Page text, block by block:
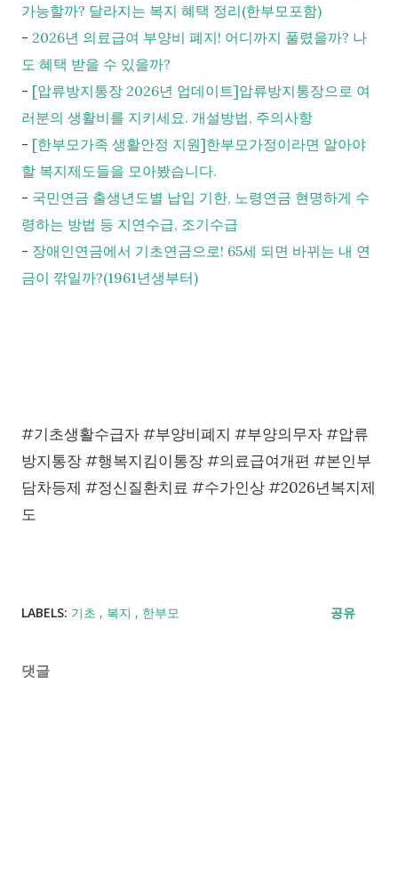
가능할까? 달라지는 복지 혜택 정리(한부모포함)
- 2026년 의료급여 부양비 폐지! 어디까지 풀렸을까? 나
도 혜택 받을 수 있을까?
- [압류방지통장 2026년 업데이트]압류방지통장으로 여
러분의 생활비를 지키세요. 개설방법, 주의사항
- [한부모가족 생활안정 지원]한부모가정이라면 알아야
할 복지제도들을 모아봤습니다.
- 국민연금 출생년도별 납입 기한, 노령연금 현명하게 수
령하는 방법 등 지연수급, 조기수급
- 장애인연금에서 기초연금으로! 65세 되면 바뀌는 내 연
금이 깎일까?(1961년생부터)
#기초생활수급자 #부양비폐지 #부양의무자 #압류
방지통장 #행복지킴이통장 #의료급여개편 #본인부
담차등제 #정신질환치료 #수가인상 #2026년복지제
도
LABELS: 기초 복지 한부모 공유
댓글